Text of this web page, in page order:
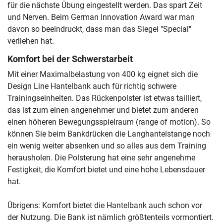
für die nächste Übung eingestellt werden. Das spart Zeit
und Nerven. Beim German Innovation Award war man
davon so beeindruckt, dass man das Siegel "Special"
verliehen hat.
Komfort bei der Schwerstarbeit
Mit einer Maximalbelastung von 400 kg eignet sich die
Design Line Hantelbank auch für richtig schwere
Trainingseinheiten. Das Rückenpolster ist etwas tailliert,
das ist zum einen angenehmer und bietet zum anderen
einen höheren Bewegungsspielraum (range of motion). So
können Sie beim Bankdrücken die Langhantelstange noch
ein wenig weiter absenken und so alles aus dem Training
herausholen. Die Polsterung hat eine sehr angenehme
Festigkeit, die Komfort bietet und eine hohe Lebensdauer
hat.
Übrigens: Komfort bietet die Hantelbank auch schon vor
der Nutzung. Die Bank ist nämlich größtenteils vormontiert.